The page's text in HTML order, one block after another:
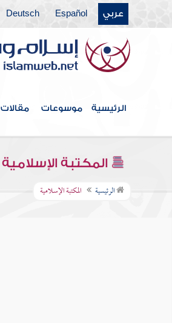
عربي Español
Deutsch
الرئيسية موسوعات مقالات
المكتبة الإسلامية
الرئيسية المكتبة الإسلامية